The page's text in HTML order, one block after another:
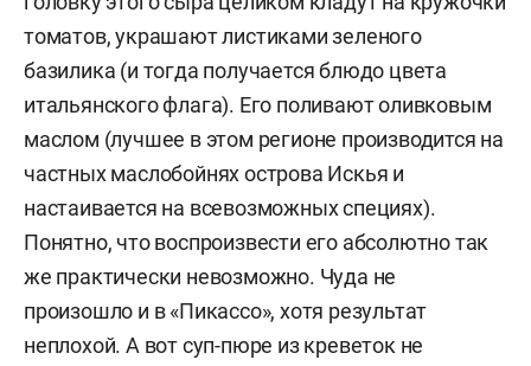
томатов, украшают листиками зеленого
базилика (и тогда получается блюдо цвета
итальянского флага). Его поливают оливковым
маслом (лучшее в этом регионе производится на
частных маслобойнях острова Искья и
настаивается на всевозможных специях).
Понятно, что воспроизвести его абсолютно так
же практически невозможно. Чуда не
произошло и в «Пикассо», хотя результат
неплохой. А вот суп-пюре из креветок не